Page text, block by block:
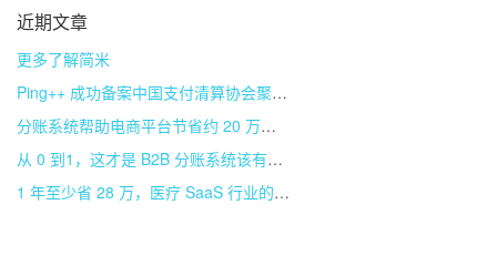
近期文章
更多了解简米
Ping++ 成功备案中国支付清算协会聚合支付技术服务机构
分账系统帮助电商平台节省约 20 万成本
从 0 到1，这才是 B2B 分账系统该有的样子
1 年至少省 28 万，医疗 SaaS 行业的分账系统是如何实现的？